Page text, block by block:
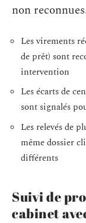
non
Les virements
de prêt) sont
intervention
Les écarts de
sont signalés
Les relevés de
même dossier
différents
Suivi de
cabinet